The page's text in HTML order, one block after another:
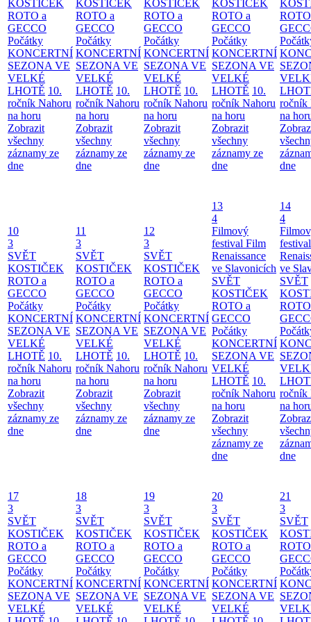
KOSTIČEK
ROTO a
GECCO
Počátky
KONCERTNÍ
SEZONA VE
VELKÉ
LHOTĚ 10.
ročník Nahoru
na horu
Zobrazit
všechny
záznamy ze
dne
KOSTIČEK
ROTO a
GECCO
Počátky
KONCERTNÍ
SEZONA VE
VELKÉ
LHOTĚ 10.
ročník Nahoru
na horu
Zobrazit
všechny
záznamy ze
dne
KOSTIČEK
ROTO a
GECCO
Počátky
KONCERTNÍ
SEZONA VE
VELKÉ
LHOTĚ 10.
ročník Nahoru
na horu
Zobrazit
všechny
záznamy ze
dne
KOSTIČEK
ROTO a
GECCO
Počátky
KONCERTNÍ
SEZONA VE
VELKÉ
LHOTĚ 10.
ročník Nahoru
na horu
Zobrazit
všechny
záznamy ze
dne
ročník
na
dne
10
3
SVĚT
KOSTIČEK
ROTO a
GECCO
Počátky
KONCERTNÍ
SEZONA VE
VELKÉ
LHOTĚ 10.
ročník Nahoru
na horu
Zobrazit
všechny
záznamy ze
dne
11
3
SVĚT
KOSTIČEK
ROTO a
GECCO
Počátky
KONCERTNÍ
SEZONA VE
VELKÉ
LHOTĚ 10.
ročník Nahoru
na horu
Zobrazit
všechny
záznamy ze
dne
12
3
SVĚT
KOSTIČEK
ROTO a
GECCO
Počátky
KONCERTNÍ
SEZONA VE
VELKÉ
LHOTĚ 10.
ročník Nahoru
na horu
Zobrazit
všechny
záznamy ze
dne
13
4
Filmový
festival Film
Renaissance
ve Slavonicích
SVĚT
KOSTIČEK
ROTO a
GECCO
Počátky
KONCERTNÍ
SEZONA VE
VELKÉ
LHOTĚ 10.
ročník Nahoru
na horu
Zobrazit
všechny
záznamy ze
dne
14
4
ve
SVĚT
ročník
na
dne
17
3
SVĚT
KOSTIČEK
ROTO a
GECCO
Počátky
KONCERTNÍ
SEZONA VE
VELKÉ
18
3
SVĚT
KOSTIČEK
ROTO a
GECCO
Počátky
KONCERTNÍ
SEZONA VE
VELKÉ
19
3
SVĚT
KOSTIČEK
ROTO a
GECCO
Počátky
KONCERTNÍ
SEZONA VE
VELKÉ
20
3
SVĚT
KOSTIČEK
ROTO a
GECCO
Počátky
KONCERTNÍ
SEZONA VE
VELKÉ
21
3
SVĚT